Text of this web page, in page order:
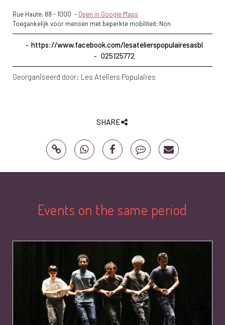
Rue Haute, 88 -1000 - Open in Google Maps
Toegankelijk voor mensen met beperkte mobiliteit: Non
https://www.facebook.com/lesatelierspopulairesasbl
025125772
Georganiseerd door: Les Ateliers Populaires
SHARE
Events on the same period